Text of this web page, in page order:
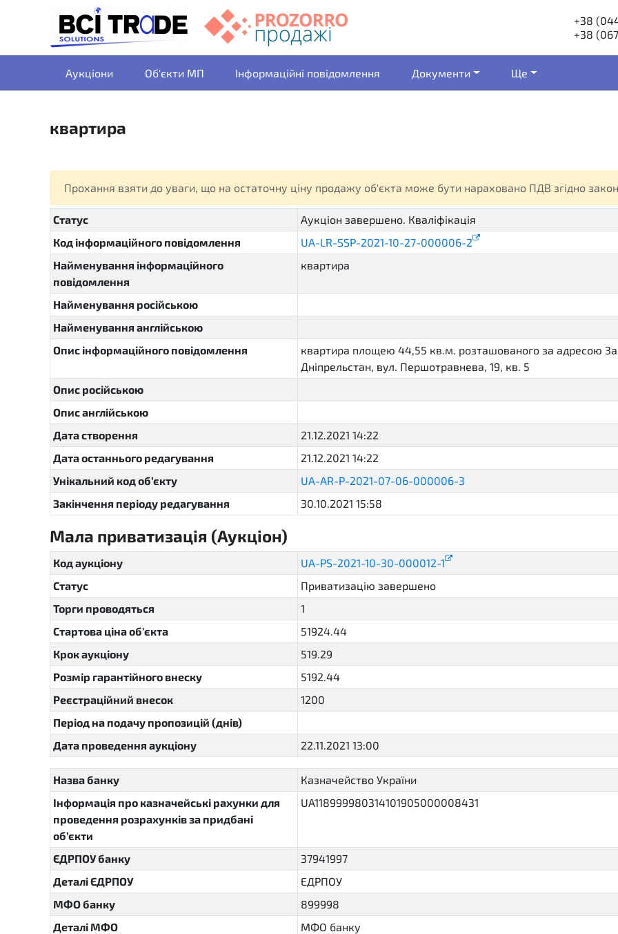
+38
+38
Аукціони Об'єкти МП Інформаційні повідомлення Документи Ще
квартира
Прохання взяти до уваги, що на остаточну ціну продажу об'єкта може бути нараховано ПДВ згідно
Статус Аукціон завершено. Кваліфікація
Код інформаційного повідомлення
UA-LR-SSP-2021-10-27-000006-2
Найменування інформаційного
повідомлення
квартира
Найменування російською
Найменування англійською
Опис інформаційного повідомлення
квартира площею 44,55 кв.м. розташованого за адресою
Дніпрельстан, вул. Першотравнева, 19, кв. 5
Опис російською
Опис англійською
Дата створення
21.12.2021 14:22
Дата останнього редагування
21.12.2021 14:22
Унікальний код об’єкту
UA-AR-P-2021-07-06-000006-3
Закінчення періоду редагування
30.10.2021 15:58
Мала приватизація (Аукціон)
Код аукціону
UA-PS-2021-10-30-000012-1
Статус
Приватизацію завершено
Торги проводяться
1
Стартова ціна об'єкта
51924.44
Крок аукціону
519.29
Розмір гарантійного внеску
5192.44
Реєстраційний внесок
1200
Період на подачу пропозицій (днів)
Дата проведення аукціону
22.11.2021 13:00
Назва банку
Казначейство України
Інформація про казначейські рахунки для
проведення розрахунків за придбані
об’єкти
UA118999980314101905000008431
ЄДРПОУ банку
37941997
Деталі ЄДРПОУ
ЕДРПОУ
МФО банку
899998
Деталі МФО
МФО банку